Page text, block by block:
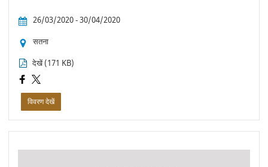
26/03/2020 - 30/04/2020
सतना
देखें (171 KB)
विवरण देखें